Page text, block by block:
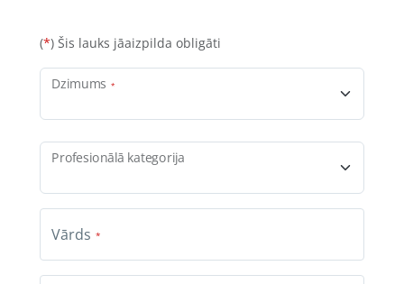
(*) Šis lauks jāaizpilda obligāti
Dzimums
Profesionālā kategorija
Vārds